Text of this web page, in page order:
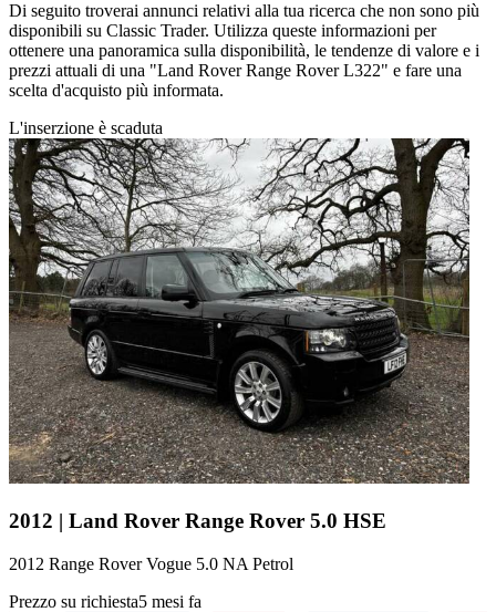
Di seguito troverai annunci relativi alla tua ricerca che non sono più
disponibili su Classic Trader. Utilizza queste informazioni per
ottenere una panoramica sulla disponibilità, le tendenze di valore e i
prezzi attuali di una "Land Rover Range Rover L322" e fare una
scelta d'acquisto più informata.
L'inserzione è scaduta
2012 | Land Rover Range Rover 5.0 HSE
2012 Range Rover Vogue 5.0 NA Petrol
Prezzo su richiesta5 mesi fa